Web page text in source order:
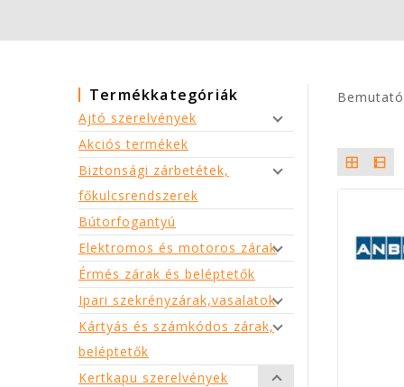
Termékkategóriák
Ajtó szerelvények
Ajtócsukók, hidraulikus
ajtóbehúzók
Ajtóhúzók
Ajtóletűzők
Bevéső másodzár
Bevésőzárak, zártestek
Kilincsek, rozetták
Rászegezős zárak
Skandináv kilincsek
Skandináv rozetták
Zárfogadók